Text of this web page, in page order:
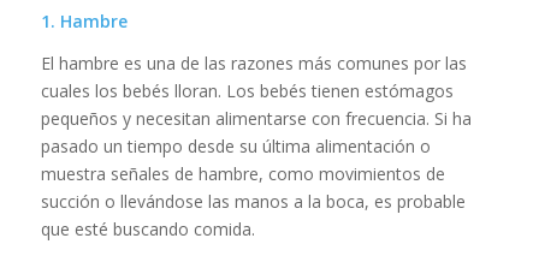
1. Hambre
El hambre es una de las razones más comunes por las
cuales los bebés lloran. Los bebés tienen estómagos
pequeños y necesitan alimentarse con frecuencia. Si ha
pasado un tiempo desde su última alimentación o
muestra señales de hambre, como movimientos de
succión o llevándose las manos a la boca, es probable
que esté buscando comida.